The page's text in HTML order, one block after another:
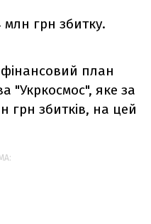
грн збитку.
фінансовий план
"Укркосмос", яке за
грн збитків, на цей